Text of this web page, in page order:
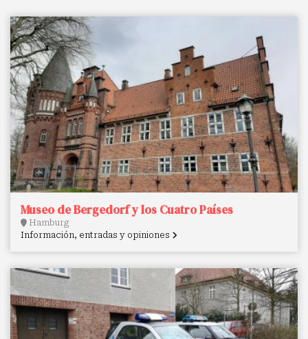
Museo de Bergedorf y los Cuatro Países
Hamburg
Información, entradas y opiniones